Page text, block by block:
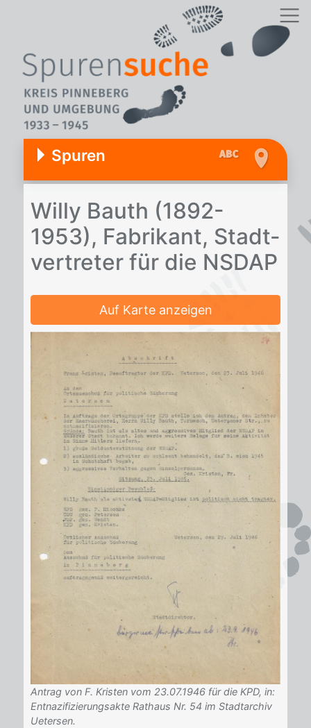
Spuren
Wil­ly Bauth (1892-
1953), Fa­bri­kant, Stadt­
ver­tre­ter für die NS­DAP
Auf Karte anzeigen
Antrag von F. Kristen vom 23.07.1946 für die KPD, in:
Entnazifizierungsakte Rathaus Nr. 54 im Stadtarchiv
Uetersen.